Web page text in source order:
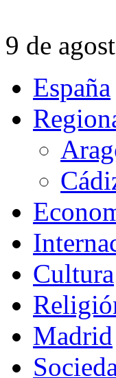
9 de
España
Cultura
Madrid